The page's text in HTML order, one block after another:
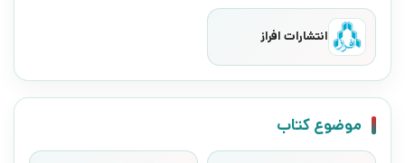
انتشارات افراز
موضوع کتاب